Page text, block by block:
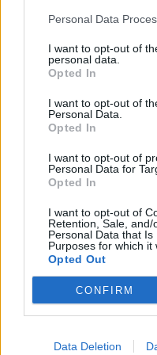
Personal Data
I want to opt-out of
personal data.
Opted In
I want to opt-out of
Personal Data.
Opted In
I want to opt-out of
Personal Data for
Opted In
I want to opt-out of
Retention, Sale,
Personal Data that
Purposes for which it
Opted Out
CONFIRM
Data Deletion
Παραιτήθηκαν η
Λουτρών